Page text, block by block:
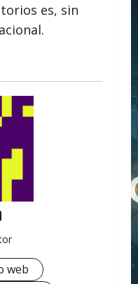
es, sin
web